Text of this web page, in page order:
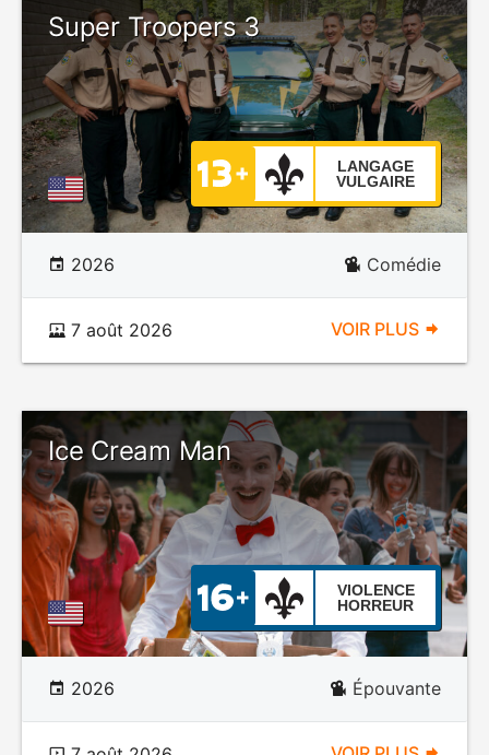
Super Troopers 3
LANGAGE
VULGAIRE
2026 Comédie
7 août 2026 VOIR PLUS
Ice Cream Man
VIOLENCE
HORREUR
2026 Épouvante